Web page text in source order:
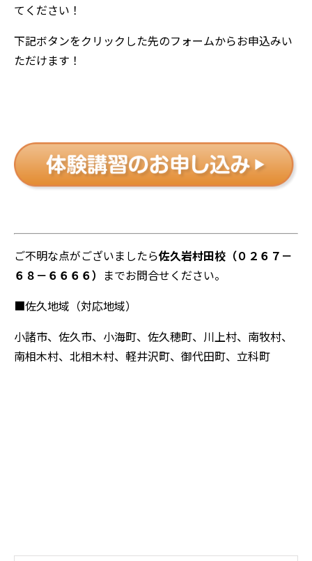
てください！
下記ボタンをクリックした先のフォームからお申込みい
ただけます！
ご不明な点がございましたら佐久岩村田校（０２６７－
６８－６６６６） までお問合せください。
■佐久地域（対応地域）
小諸市、佐久市、小海町、佐久穂町、川上村、南牧村、
南相木村、北相木村、軽井沢町、御代田町、立科町